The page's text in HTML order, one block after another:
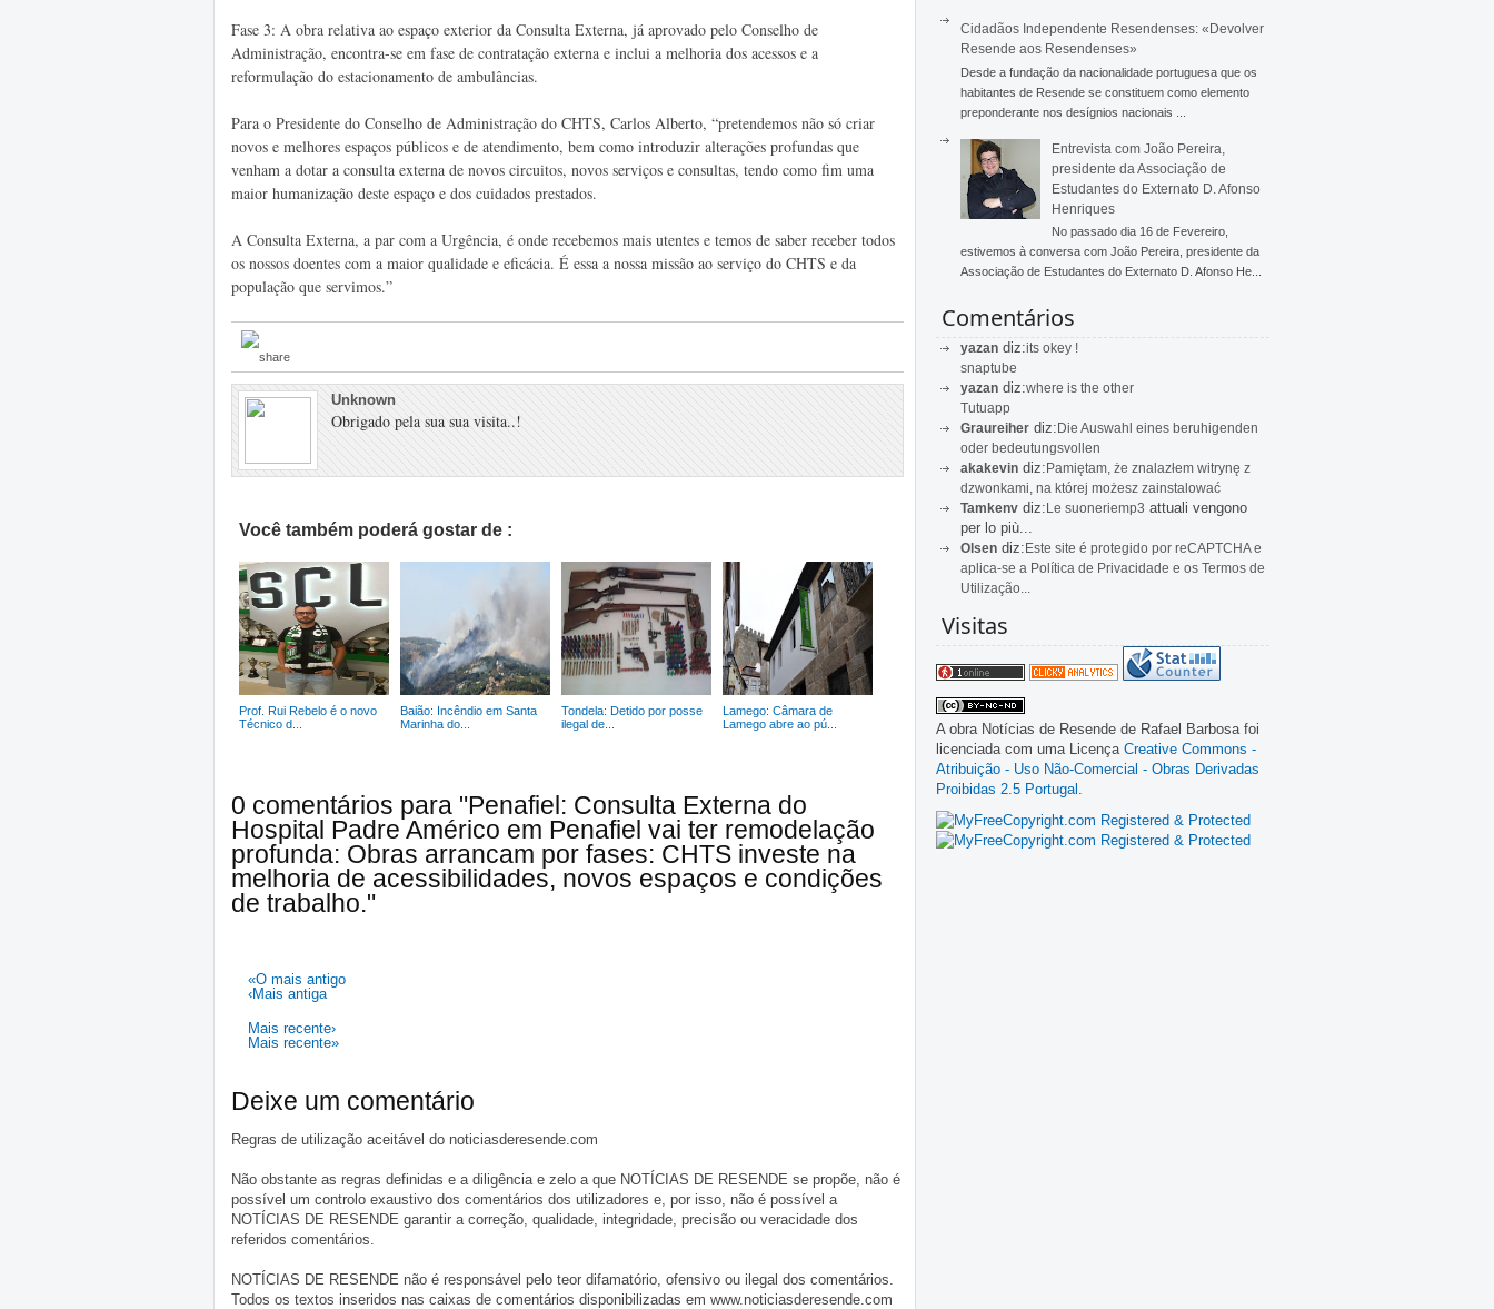
Fase 3: A obra relativa ao espaço exterior da Consulta Externa, já aprovado pelo Conselho de
Administração, encontra-se em fase de contratação externa e inclui a melhoria dos acessos e a
reformulação do estacionamento de ambulâncias.
Para o Presidente do Conselho de Administração do CHTS, Carlos Alberto, “pretendemos não só criar
novos e melhores espaços públicos e de atendimento, bem como introduzir alterações profundas que
venham a dotar a consulta externa de novos circuitos, novos serviços e consultas, tendo como fim uma
maior humanização deste espaço e dos cuidados prestados.
A Consulta Externa, a par com a Urgência, é onde recebemos mais utentes e temos de saber receber todos
os nossos doentes com a maior qualidade e eficácia. É essa a nossa missão ao serviço do CHTS e da
população que servimos.”
Unknown
Obrigado pela sua sua visita..!
Você também poderá gostar de :
Prof. Rui Rebelo é o novo
Técnico d...
Baião: Incêndio em Santa
Marinha do...
Tondela: Detido por posse
ilegal de...
Lamego: Câmara de
Lamego abre ao pú...
0 comentários para "Penafiel: Consulta Externa do
Hospital Padre Américo em Penafiel vai ter remodelação
profunda: Obras arrancam por fases: CHTS investe na
melhoria de acessibilidades, novos espaços e condições
de trabalho."
«O mais antigo
‹Mais antiga
Mais recente›
Mais recente»
Deixe um comentário
Regras de utilização aceitável do noticiasderesende.com
Não obstante as regras definidas e a diligência e zelo a que NOTÍCIAS DE RESENDE se propõe, não é
possível um controlo exaustivo dos comentários dos utilizadores e, por isso, não é possível a
NOTÍCIAS DE RESENDE garantir a correção, qualidade, integridade, precisão ou veracidade dos
referidos comentários.
NOTÍCIAS DE RESENDE não é responsável pelo teor difamatório, ofensivo ou ilegal dos comentários.
Todos os textos inseridos nas caixas de comentários disponibilizadas em www.noticiasderesende.com
Cidadãos Independente Resendenses: «Devolver
Resende aos Resendenses»
Desde a fundação da nacionalidade portuguesa que os
habitantes de Resende se constituem como elemento
preponderante nos desígnios nacionais ...
Entrevista com João Pereira,
presidente da Associação de
Estudantes do Externato D. Afonso
Henriques
No passado dia 16 de Fevereiro,
estivemos à conversa com João Pereira, presidente da
Associação de Estudantes do Externato D. Afonso He...
Comentários
yazan diz:its okey !
snaptube
yazan diz:where is the other
Tutuapp
Graureiher diz:Die Auswahl eines beruhigenden
oder bedeutungsvollen
akakevin diz:Pamiętam, że znalazłem witrynę z
dzwonkami, na której możesz zainstalować
Tamkenv diz:Le suoneriemp3 attuali vengono
per lo più...
Olsen diz:Este site é protegido por reCAPTCHA e
aplica-se a Política de Privacidade e os Termos de
Utilização...
Visitas
A obra Notícias de Resende de Rafael Barbosa foi
licenciada com uma Licença Creative Commons -
Atribuição - Uso Não-Comercial - Obras Derivadas
Proibidas 2.5 Portugal